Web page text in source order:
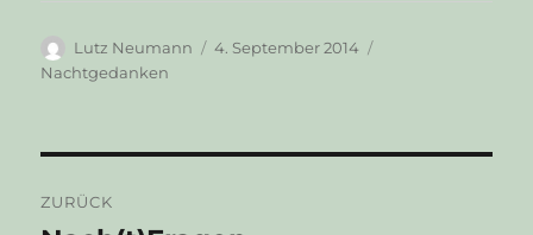
Autor
Lutz Neumann
Veröffentlicht
4. September 2014
Nachtgedanken
ZURÜCK